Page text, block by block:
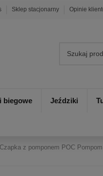
Sklep stacjonarny Opinie
biegowe Jeździki
Czapka z pomponem POC